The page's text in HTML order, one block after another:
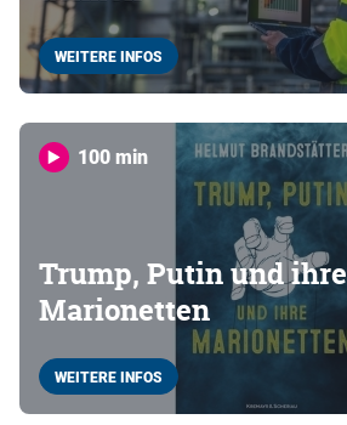
WEITERE INFOS
100 min
Trump, Putin und ihre
Marionetten
WEITERE INFOS